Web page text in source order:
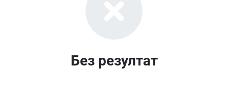
Без резултат